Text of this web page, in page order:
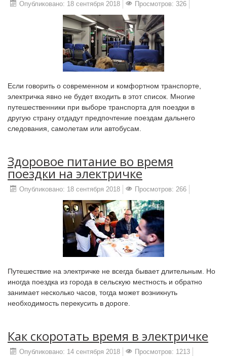
Опубликовано: 18 сентября 2018 Просмотров: 326
Если говорить о современном и комфортном транспорте,
электричка явно не будет входить в этот список. Многие
путешественники при выборе транспорта для поездки в
другую страну отдадут предпочтение поездам дальнего
следования, самолетам или автобусам.
Здоровое питание во время
поездки на электричке
Опубликовано: 18 сентября 2018 Просмотров: 266
Путешествие на электричке не всегда бывает длительным. Но
иногда поездка из города в сельскую местность и обратно
занимает несколько часов, тогда может возникнуть
необходимость перекусить в дороге.
Как скоротать время в электричке
Опубликовано: 14 сентября 2018 Просмотров: 1213